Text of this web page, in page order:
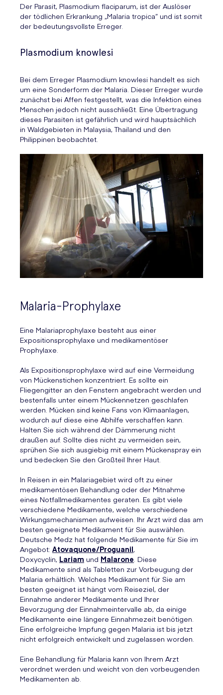
Der Parasit, Plasmodium flaciparum, ist der Auslöser
der tödlichen Erkrankung „Malaria tropica“ und ist somit
der bedeutungsvollste Erreger.
Plasmodium knowlesi
Bei dem Erreger Plasmodium knowlesi handelt es sich
um eine Sonderform der Malaria. Dieser Erreger wurde
zunächst bei Affen festgestellt, was die Infektion eines
Menschen jedoch nicht ausschließt. Eine Übertragung
dieses Parasiten ist gefährlich und wird hauptsächlich
in Waldgebieten in Malaysia, Thailand und den
Philippinen beobachtet.
Malaria-Prophylaxe
Eine Malariaprophylaxe besteht aus einer
Expositionsprophylaxe und medikamentöser
Prophylaxe.
Als Expositionsprophylaxe wird auf eine Vermeidung
von Mückenstichen konzentriert. Es sollte ein
Fliegengitter an den Fenstern angebracht werden und
bestenfalls unter einem Mückennetzen geschlafen
werden. Mücken sind keine Fans von Klimaanlagen,
wodurch auf diese eine Abhilfe verschaffen kann.
Halten Sie sich während der Dämmerung nicht
draußen auf. Sollte dies nicht zu vermeiden sein,
sprühen Sie sich ausgiebig mit einem Mückenspray ein
und bedecken Sie den Großteil Ihrer Haut.
In Reisen in ein Malariagebiet wird oft zu einer
medikamentösen Behandlung oder der Mitnahme
eines Notfallmedikamentes geraten. Es gibt viele
verschiedene Medikamente, welche verschiedene
Wirkungsmechanismen aufweisen. Ihr Arzt wird das am
besten geeignete Medikament für Sie auswählen.
Deutsche Medz hat folgende Medikamente für Sie im
Angebot: Atovaquone/Proguanil,
Doxycyclin, Lariam und Malarone. Diese
Medikamente sind als Tabletten zur Vorbeugung der
Malaria erhältlich. Welches Medikament für Sie am
besten geeignet ist hängt vom Reiseziel, der
Einnahme anderer Medikamente und Ihrer
Bevorzugung der Einnahmeintervalle ab, da einige
Medikamente eine längere Einnahmezeit benötigen.
Eine erfolgreiche Impfung gegen Malaria ist bis jetzt
nicht erfolgreich entwickelt und zugelassen worden.
Eine Behandlung für Malaria kann von Ihrem Arzt
verordnet werden und weicht von den vorbeugenden
Medikamenten ab.